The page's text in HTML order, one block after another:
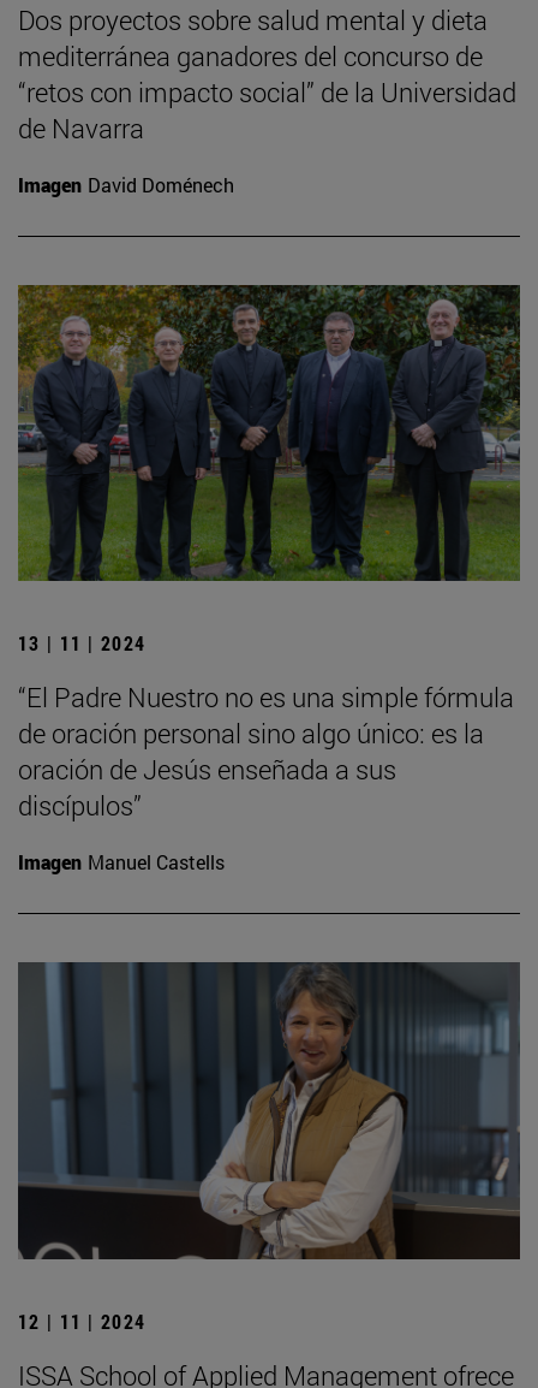
Dos proyectos sobre salud mental y dieta
mediterránea ganadores del concurso de
“retos con impacto social” de la Universidad
de Navarra
Imagen David Doménech
13 | 11 | 2024
“El Padre Nuestro no es una simple fórmula
de oración personal sino algo único: es la
oración de Jesús enseñada a sus
discípulos”
Imagen Manuel Castells
12 | 11 | 2024
ISSA School of Applied Management ofrece